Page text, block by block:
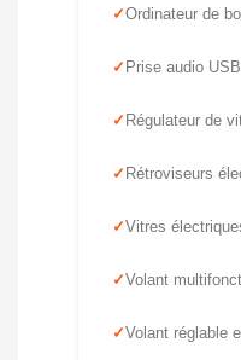
Ordinateur de
Prise audio USB
Régulateur de
Rétroviseurs
Vitres
Volant
Volant réglable